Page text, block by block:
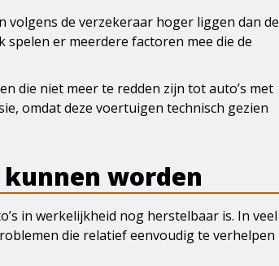
de verzekeraar hoger liggen dan de
er meerdere factoren mee die de
die niet meer te redden zijn tot auto’s met
omdat deze voertuigen technisch gezien
worden
in werkelijkheid nog herstelbaar is. In veel
die relatief eenvoudig te verhelpen